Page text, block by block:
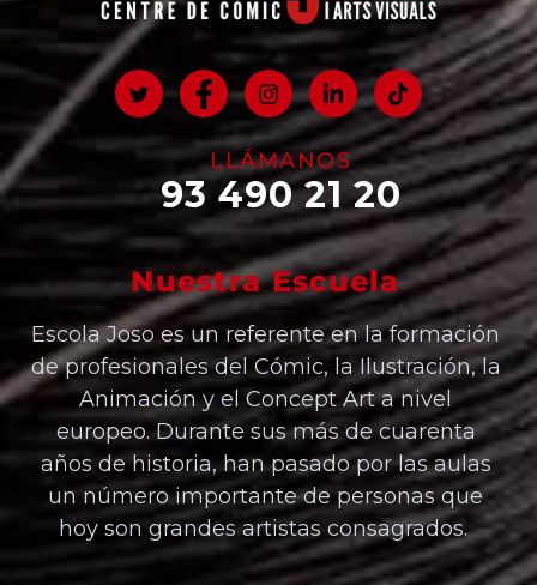
LLÁMANOS
93 490 21 20
Nuestra Escuela
Escola Joso es un referente en la formación
de profesionales del Cómic, la Ilustración, la
Animación y el Concept Art a nivel
europeo. Durante sus más de cuarenta
años de historia, han pasado por las aulas
un número importante de personas que
hoy son grandes artistas consagrados.